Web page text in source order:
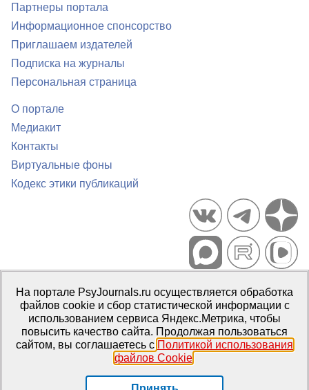
Партнеры портала
Информационное спонсорство
Приглашаем издателей
Подписка на журналы
Персональная страница
О портале
Медиакит
Контакты
Виртуальные фоны
Кодекс этики публикаций
Портал психологических изданий PsyJournals.ru, 2007–2026
Правила использования материалов
Свидетельство регистрации СМИЭл № ФС77-66447 от 14 июля
2016 г.
Издатель: ФГБОУ ВО МГППУ
На портале PsyJournals.ru осуществляется обработка
файлов cookie и сбор статистической информации с
использованием сервиса Яндекс.Метрика, чтобы
повысить качество сайта. Продолжая пользоваться
сайтом, вы соглашаетесь с Политикой использования
файлов Cookie.